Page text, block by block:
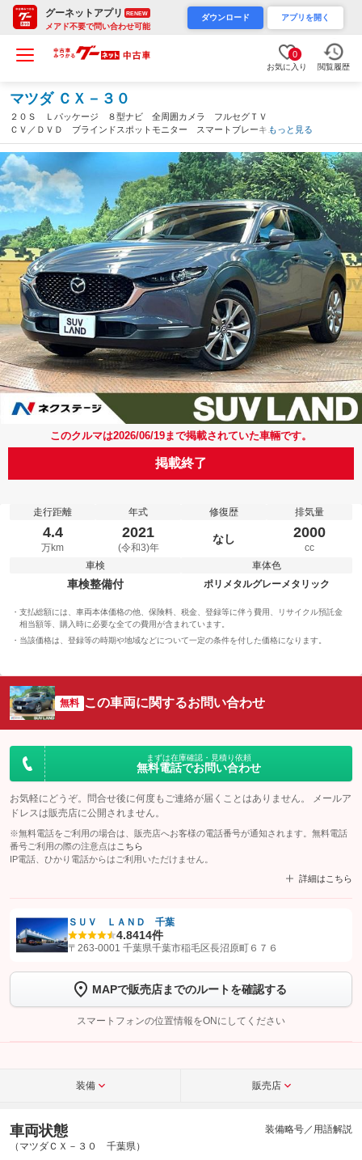
グーネットアプリ RENEW
メアド不要で問い合わせ可能
ダウンロード アプリを開く
0
お気に入り 閲覧履歴
マツダ ＣＸ－３０
２０Ｓ Ｌパッケージ ８型ナビ 全周囲カメラ フルセグＴＶ
ＣＶ／ＤＶＤ ブラインドスポットモニター スマートブレーキサ
ポート レーダークルーズ 禁煙車 電動リアゲート レザーシー
ト パワーシート ＬＥＤヘッド ＥＴＣ（千葉県）
もっと見る
このクルマは2026/06/19まで掲載されていた車輛です。
掲載終了
走行距離
4.4
万km
年式
2021
(令和3)年
修復歴
なし
排気量
2000
cc
車検
車検整備付
車体色
ポリメタルグレーメタリック
支払総額には、車両本体価格の他、保険料、税金、登録等に伴う費用、リサイクル預託金
相当額等、購入時に必要な全ての費用が含まれています。
当該価格は、登録等の時期や地域などについて一定の条件を付した価格になります。
無料 この車両に関するお問い合わせ
まずは在庫確認・見積り依頼
無料電話でお問い合わせ
お気軽にどうぞ。問合せ後に何度もご連絡が届くことはありません。 メールア
ドレスは販売店に公開されません。
※無料電話をご利用の場合は、販売店へお客様の電話番号が通知されます。無料電話
番号ご利用の際の注意点は こちら
IP電話、ひかり電話からはご利用いただけません。
詳細はこちら
【STEP1】認証画面でグーネットを友だち追加してから「許可する」ボタンを押
トーク画面で
ボタンをタップして問い合わせを
完了してください。
こちら
ＳＵＶ ＬＡＮＤ 千葉
4.8414件
〒263-0001 千葉県千葉市稲毛区長沼原町６７６
MAPで販売店までのルートを確認する
スマートフォンの位置情報をONにしてください
装備 販売店
車両状態
（マツダＣＸ－３０ 千葉県）
装備略号／用語解説